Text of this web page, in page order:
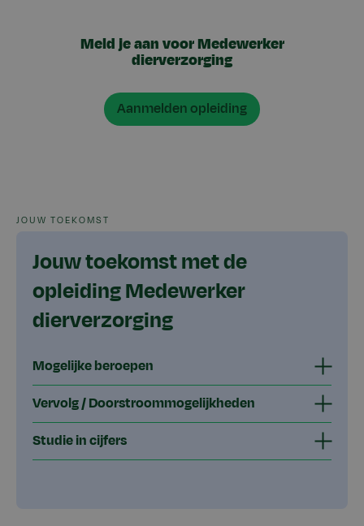
Meld je aan voor Medewerker
dierverzorging
Aanmelden opleiding
JOUW TOEKOMST
Jouw toekomst met de
opleiding Medewerker
dierverzorging
Mogelijke beroepen
Vervolg / Doorstroommogelijkheden
Studie in cijfers